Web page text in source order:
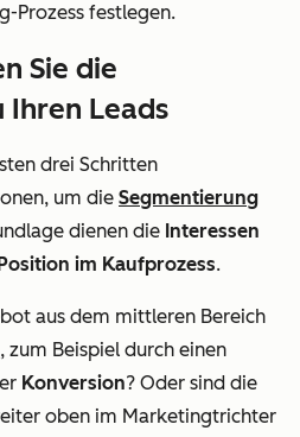
Prozess festlegen.
Sie die
Ihren Leads
drei Schritten
um die Segmentierung
dienen die Interessen
im Kaufprozess.
aus dem mittleren Bereich
, zum Beispiel durch einen
Konversion? Oder sind die
oben im Marketingtrichter